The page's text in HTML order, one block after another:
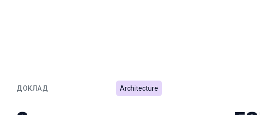
ДОКЛАД
3 главных недостатка FSD
Architecture